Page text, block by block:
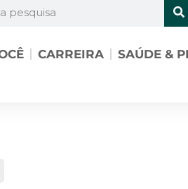
CARREIRA SAÚDE &